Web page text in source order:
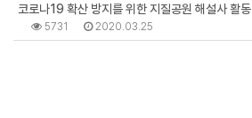
코로나19 확산 방지를 위한 지질공원 해설사 활
5731 2020.03.25